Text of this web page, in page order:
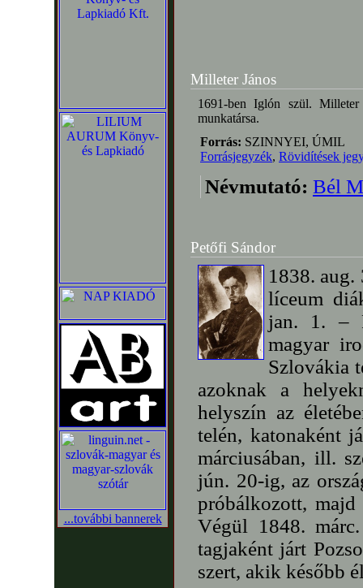
...további bannerek
Milleter János
1691-ben Iglón szül.
munkatársa.
Forrás: SZINNYEI, ÚMIL
Forrásjegyzék, Rövidítések
Névmutató: Bél
Petőfi Sándor
1838. aug.
líceum
jan. 1. –
magyar
Szlovákia
azoknak a
helyszín az
telén, katonaként
márciusában, ill.
jún. 20-ig, az
próbálkozott, majd
Végül 1848.
tagjaként járt
szert, akik később